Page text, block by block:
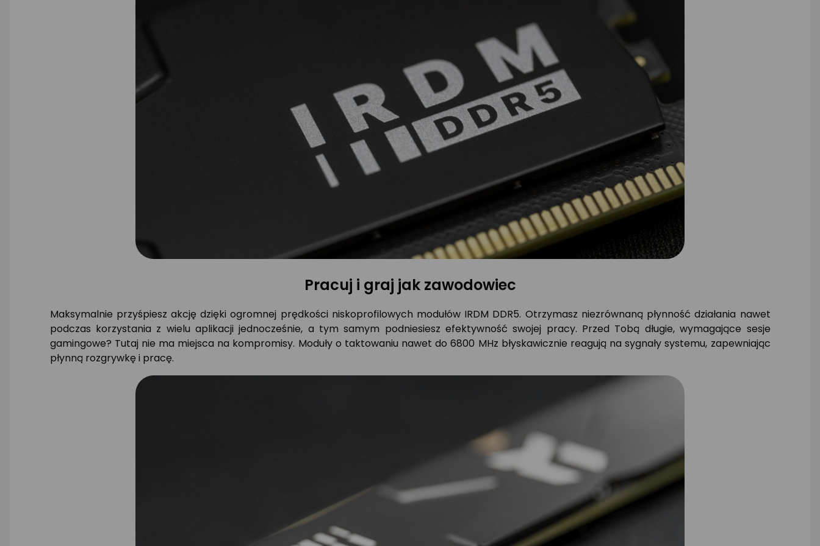
Pracuj i graj jak zawodowiec
Maksymalnie przyśpiesz akcję dzięki ogromnej prędkości niskoprofilowych modułów IRDM DDR5. Otrzymasz niezrównaną płynność działania nawet
podczas korzystania z wielu aplikacji jednocześnie, a tym samym podniesiesz efektywność swojej pracy. Przed Tobą długie, wymagające sesje
gamingowe? Tutaj nie ma miejsca na kompromisy. Moduły o taktowaniu nawet do 6800 MHz błyskawicznie reagują na sygnały systemu, zapewniając
płynną rozgrywkę i pracę.